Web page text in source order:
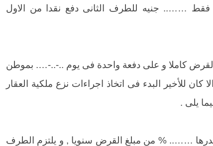
…….. جنيه للطرف الثانى دفع نقدا من الاول
القرض كاملا و على دفعة واحدة فى يوم ..-..-…. بموطن
كان للأخير البدء فى اتخاذ اجراءات نزع ملكية العقار
يلى .
قدرها …….. % من مبلغ القرض سنويا , و يلتزم الطرف